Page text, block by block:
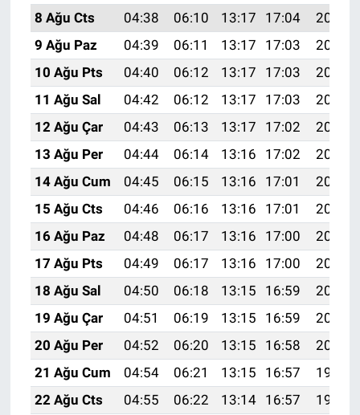
8 Ağu Cts
04:38 06:10 13:17 17:04
20:14
9 Ağu Paz
04:39 06:11 13:17 17:03
20:13
10 Ağu Pts
04:40 06:12 13:17 17:03
20:12
11 Ağu Sal
04:42 06:12 13:17 17:03
20:11
12 Ağu Çar
04:43 06:13 13:17 17:02
20:10
13 Ağu Per
04:44 06:14 13:16 17:02
20:09
14 Ağu Cum
04:45 06:15 13:16 17:01
20:07
15 Ağu Cts
04:46 06:16 13:16 17:01
20:06
16 Ağu Paz
04:48 06:17 13:16 17:00
20:05
17 Ağu Pts
04:49 06:17 13:16 17:00
20:04
18 Ağu Sal
04:50 06:18 13:15 16:59
20:02
19 Ağu Çar
04:51 06:19 13:15 16:59
20:01
20 Ağu Per
04:52 06:20 13:15 16:58
20:00
21 Ağu Cum
04:54 06:21 13:15 16:57
19:59
22 Ağu Cts
04:55 06:22 13:14 16:57
19:57